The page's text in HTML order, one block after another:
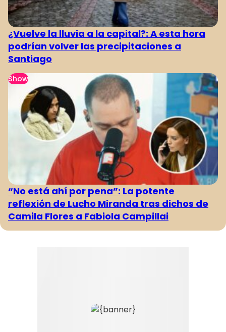
¿Vuelve la lluvia a la capital?: A esta hora
podrían volver las precipitaciones a
Santiago
Show
“No está ahí por pena”: La potente
reflexión de Lucho Miranda tras dichos de
Camila Flores a Fabiola Campillai